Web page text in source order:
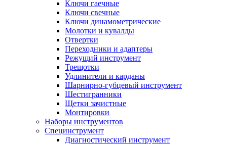
Ключи гаечные
Ключи свечные
Ключи динамометрические
Молотки и кувалды
Отвертки
Переходники и адаптеры
Режущий инструмент
Трещотки
Удлинители и карданы
Шарнирно-губцевый инструмент
Шестигранники
Щетки зачистные
Монтировки
Наборы инструментов
Специнструмент
Диагностический инструмент